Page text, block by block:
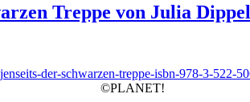
Treppe von Julia Dippel
©PLANET!